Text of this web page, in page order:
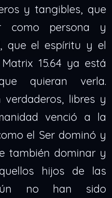
y tangibles, que
como persona y
que el espíritu y el
15.64 ya está
quieran verla.
verdaderos, libres y
venció a la
el Ser dominó y
también dominar y
hijos de las
no han sido